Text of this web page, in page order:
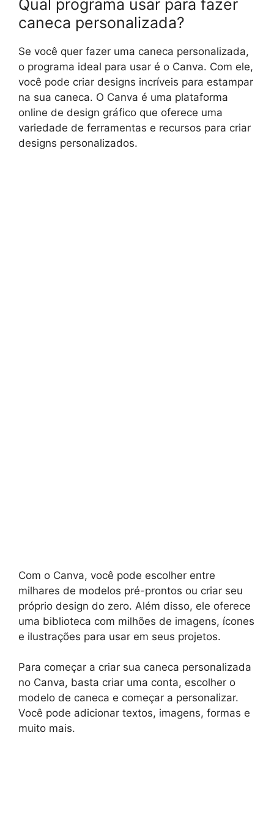
Qual programa usar para fazer
caneca personalizada?
Se você quer fazer uma caneca personalizada,
o programa ideal para usar é o Canva. Com ele,
você pode criar designs incríveis para estampar
na sua caneca. O Canva é uma plataforma
online de design gráfico que oferece uma
variedade de ferramentas e recursos para criar
designs personalizados.
Com o Canva, você pode escolher entre
milhares de modelos pré-prontos ou criar seu
próprio design do zero. Além disso, ele oferece
uma biblioteca com milhões de imagens, ícones
e ilustrações para usar em seus projetos.
Para começar a criar sua caneca personalizada
no Canva, basta criar uma conta, escolher o
modelo de caneca e começar a personalizar.
Você pode adicionar textos, imagens, formas e
muito mais.